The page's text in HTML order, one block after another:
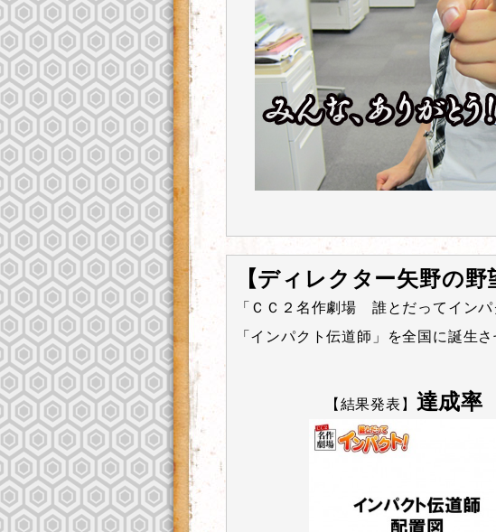
【ディレクター矢野の野
「ＣＣ２名作劇場 誰とだってインパ
「インパクト伝道師」を全国に誕生さ
【結果発表】 達成率